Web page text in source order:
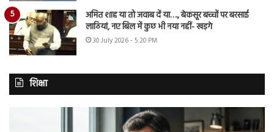
अमित शाह या तो जवाब दें या…., बेकसूर बच्चों पर बरसाई
लाठियां, नए बिल में कुछ भी नया नहीं- खड़गे
30 July 2026 - 5:20 PM
शिक्षा